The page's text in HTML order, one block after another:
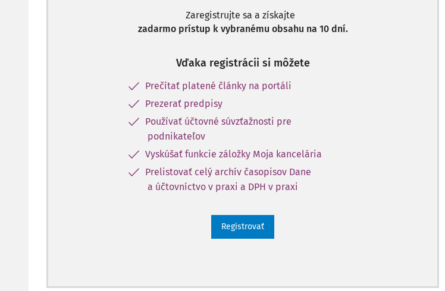
Zaregistrujte sa a získajte
zadarmo prístup k vybranému obsahu na 10 dní.
Vďaka registrácii si môžete
Prečítať platené články na portáli
Prezerať predpisy
Používať účtovné súvzťažnosti pre
podnikateľov
Vyskúšať funkcie záložky Moja kancelária
Prelistovať celý archív časopisov Dane
a účtovníctvo v praxi a DPH v praxi
Registrovať